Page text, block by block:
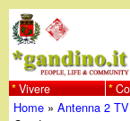
al
wVivere
Home »Antenna 2 TV